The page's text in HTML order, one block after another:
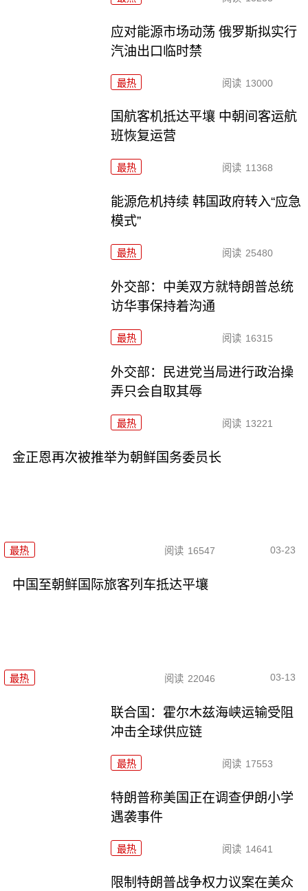
应对能源市场动荡 俄罗斯拟实行
汽油出口临时禁
最热 阅读 13000
国航客机抵达平壤 中朝间客运航
班恢复运营
最热 阅读 11368
能源危机持续 韩国政府转入“应急
模式”
最热 阅读 25480
外交部：中美双方就特朗普总统
访华事保持着沟通
最热 阅读 16315
外交部：民进党当局进行政治操
弄只会自取其辱
最热 阅读 13221
金正恩再次被推举为朝鲜国务委员长
最热 阅读 16547 03-23
中国至朝鲜国际旅客列车抵达平壤
最热 阅读 22046 03-13
联合国：霍尔木兹海峡运输受阻
冲击全球供应链
最热 阅读 17553
特朗普称美国正在调查伊朗小学
遇袭事件
最热 阅读 14641
限制特朗普战争权力议案在美众